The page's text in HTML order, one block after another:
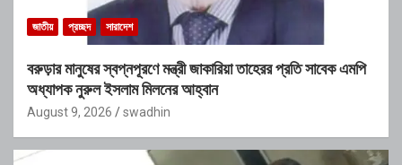
জাতীয় প্রচ্ছদ সারাদেশ
বরুড়ার মানুষের স্বপ্নপূরণে মন্ত্রী জাকারিয়া তাহেরর প্রতি সাবেক এমপি
অধ্যাপক নুরুল ইসলাম মিলনের আহ্বান
August 9, 2026 swadhin